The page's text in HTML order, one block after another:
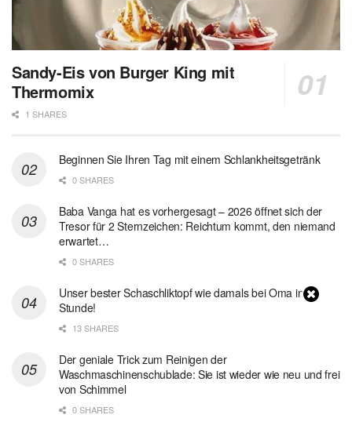
Sandy-Eis von Burger King mit
Thermomix
1 SHARES
Beginnen Sie Ihren Tag mit einem Schlankheitsgetränk
0 SHARES
Baba Vanga hat es vorhergesagt – 2026 öffnet sich der
Tresor für 2 Sternzeichen: Reichtum kommt, den niemand
erwartet…
0 SHARES
Unser bester Schaschliktopf wie damals bei Oma in 1
Stunde!
13 SHARES
Der geniale Trick zum Reinigen der
Waschmaschinenschublade: Sie ist wieder wie neu und frei
von Schimmel
0 SHARES